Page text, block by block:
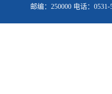
邮编：250000 电话：0531-